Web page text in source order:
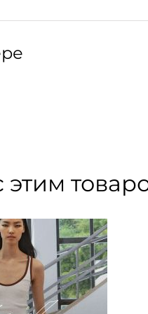
лямки, овальный
COGCK-F26507
этим